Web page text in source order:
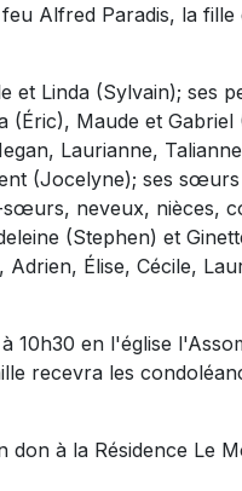
Alfred Paradis, la
et Linda (Sylvain); ses
(Éric), Maude et Gabriel
Laurianne,
(Jocelyne); ses
neveux, nièces,
(Stephen) et
Élise, Cécile,
10h30 en l'église
recevra les
don à la Résidence Le